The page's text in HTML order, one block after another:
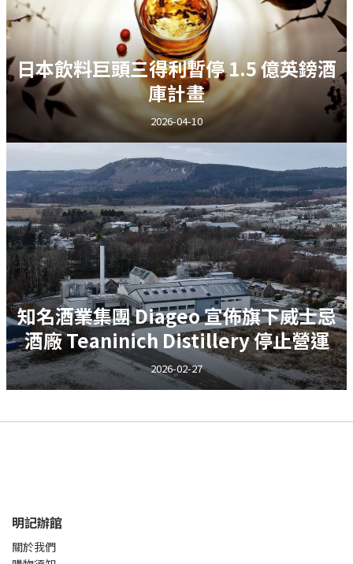
日本飲料巨頭三得利暫停 1.5 億英鎊酒
庫計畫
2026-04-10
知名酒業集團 Diageo 宣佈旗下威士忌
酒廠 Teaninich Distillery 停止營運
2026-02-27
明記辦館
關於我們